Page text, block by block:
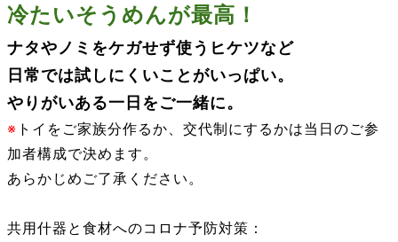
冷たいそうめんが最高！
ナタやノミをケガせず使うヒケツなど
日常では試しにくいことがいっぱい。
やりがいある一日をご一緒に。
※ トイをご家族分作るか、交代制にするかは当日のご参
加者構成で決めます。
あらかじめご了承ください。
共用什器と食材へのコロナ予防対策：